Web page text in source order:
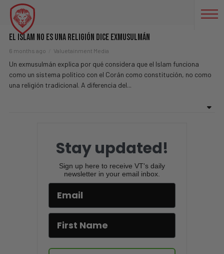
TESTIMONIOS
El Islam No Es Una Religión Dice Exmusulmán
6 months ago Valuetainment Media
Un exmusulmán explica por qué considera que el Islam funciona
como un sistema político con el Corán como constitución, no como
una religión tradicional. A diferencia del...
Stay updated!
Sign up here to receive VT's daily
newsletter in your email inbox.